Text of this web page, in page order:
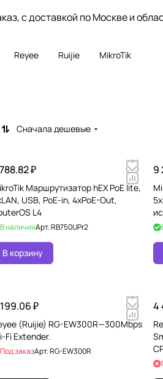
с доставкой по Москве и
Reyee Ruijie MikroTik
Сначала дешевые
₽
hEX PoE lite,
USB, PoE-in, 4xPoE-Out,
L4
В наличииАрт.RB750UPr2
В корзину
9
MikroTik
₽
(Ruijie) RG-EW300R—300Mbps
Fi Extender.
Под заказАрт.RG-EW300R
4